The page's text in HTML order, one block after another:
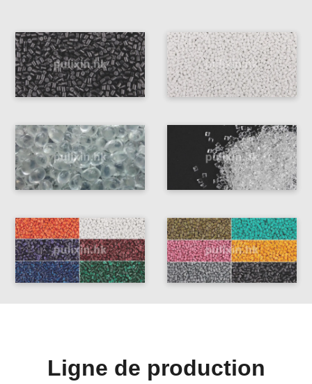
Ligne de production